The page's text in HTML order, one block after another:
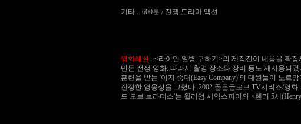
기타 : 600분 / 전쟁,드라마,액션
영화해설 : <라이언 일병 구하기>의 제작진이 내용을 확
만든 전쟁 영화. 따라서 촬영 장소와 장비 등도 재사용되
훈련을 받는 '이지 중대(Easy Company)'의 대원들이 노
진정한 영웅상을 그렸다. 2002 골든글로브 TV시리즈/영
드 오브 브라더스'는 윌리엄 세익스피어의 <헨리 5세